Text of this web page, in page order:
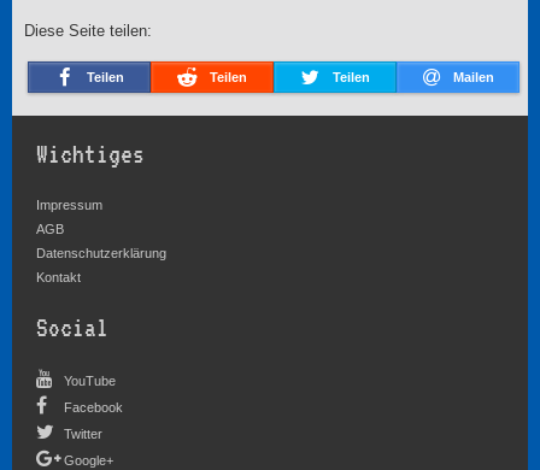
Diese Seite teilen:
Teilen Teilen Teilen Mailen
Wichtiges
Impressum
AGB
Datenschutzerklärung
Kontakt
Social
YouTube
Facebook
Twitter
Google+